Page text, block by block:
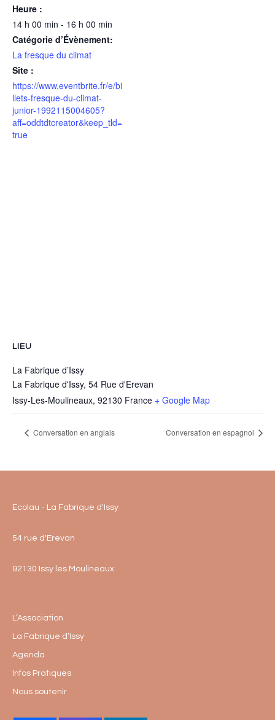
Heure :
14 h 00 min - 16 h 00 min
Catégorie d’Évènement:
La fresque du climat
Site :
https://www.eventbrite.fr/e/bi
llets-fresque-du-climat-
junior-1992115004605?
aff=oddtdtcreator&keep_tld=
true
LIEU
La Fabrique d’Issy
La Fabrique d'Issy, 54 Rue d'Erevan
Issy-Les-Moulineaux, 92130 France + Google Map
Conversation en anglais Conversation en espagnol
Ecolau - La Fabrique d'Issy
54 rue d'Erevan
92130 Issy les Moulineaux
L’Association
La Fabrique d’Issy
Agenda
Infos Pratiques
Nous soutenir